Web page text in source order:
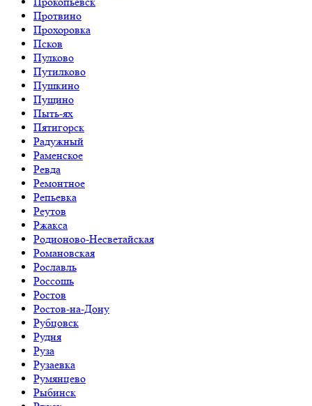
Протвино
Прохоровка
Псков
Пулково
Путилково
Пушкино
Пущино
Пыть-ях
Пятигорск
Радужный
Раменское
Ревда
Ремонтное
Репьевка
Реутов
Ржакса
Родионово-Несветайская
Романовская
Рославль
Россошь
Ростов
Ростов-на-Дону
Рубцовск
Рудня
Руза
Рузаевка
Румянцево
Рыбинск